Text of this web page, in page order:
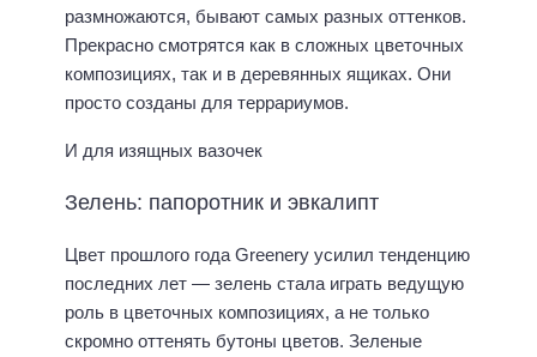
размножаются, бывают самых разных оттенков.
Прекрасно смотрятся как в сложных цветочных
композициях, так и в деревянных ящиках. Они
просто созданы для террариумов.
И для изящных вазочек
Зелень: папоротник и эвкалипт
Цвет прошлого года Greenery усилил тенденцию
последних лет — зелень стала играть ведущую
роль в цветочных композициях, а не только
скромно оттенять бутоны цветов. Зеленые